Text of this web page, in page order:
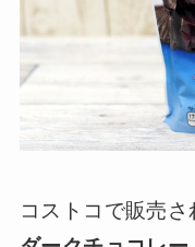
コストコで販売さ